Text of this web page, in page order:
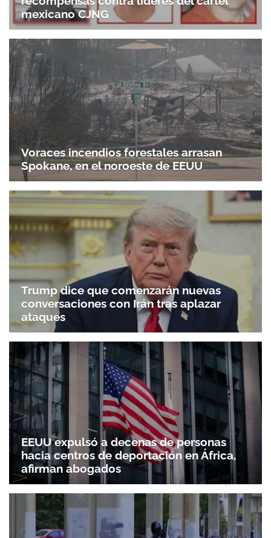
mexicano CJNG
Voraces incendios forestales arrasan
Spokane, en el noroeste de EEUU
Trump dice que comenzarán nuevas
conversaciones con Irán tras aplazar
ataques
EEUU expulsó a decenas de personas
hacia centros de deportación en África,
afirman abogados